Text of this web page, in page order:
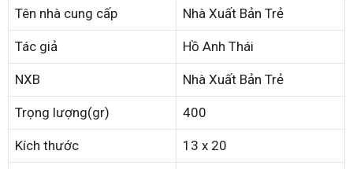
Tên nhà cung cấp Nhà Xuất Bản Trẻ
Tác giả Hồ Anh Thái
NXB Nhà Xuất Bản Trẻ
Trọng lượng(gr) 400
Kích thước 13 x 20